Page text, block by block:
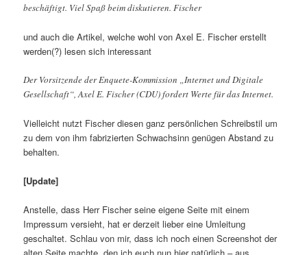
beschäftigt. Viel Spaß beim diskutieren. Fischer
und auch die Artikel, welche wohl von Axel E. Fischer erstellt
werden(?) lesen sich interessant
Der Vorsitzende der Enquete-Kommission „Internet und Digitale
Gesellschaft“, Axel E. Fischer (CDU) fordert Werte für das Internet.
Vielleicht nutzt Fischer diesen ganz persönlichen Schreibstil um
zu dem von ihm fabrizierten Schwachsinn genügen Abstand zu
behalten.
[Update]
Anstelle, dass Herr Fischer seine eigene Seite mit einem
Impressum versieht, hat er derzeit lieber eine Umleitung
geschaltet. Schlau von mir, dass ich noch einen Screenshot der